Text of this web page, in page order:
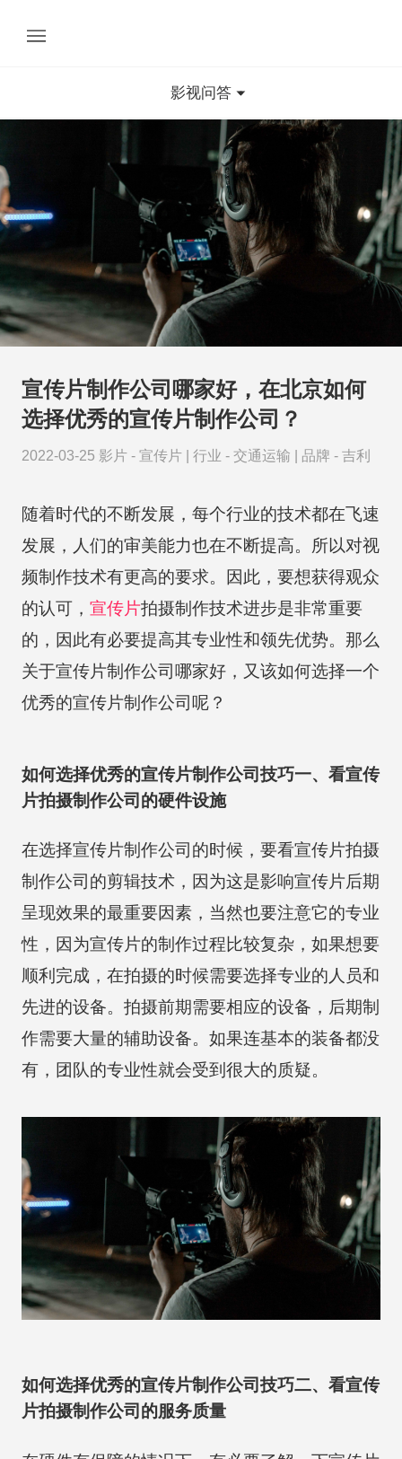
影视问答
宣传片制作公司哪家好，在北京如何
选择优秀的宣传片制作公司？
2022-03-25 影片 - 宣传片 行业 - 交通运输 品牌 - 吉利
随着时代的不断发展，每个行业的技术都在飞速
发展，人们的审美能力也在不断提高。所以对视
频制作技术有更高的要求。因此，要想获得观众
的认可， 宣传片拍摄制作技术进步是非常重要
的，因此有必要提高其专业性和领先优势。那么
关于宣传片制作公司哪家好，又该如何选择一个
优秀的宣传片制作公司呢？
如何选择优秀的宣传片制作公司技巧一、看宣传
片拍摄制作公司的硬件设施
在选择宣传片制作公司的时候，要看宣传片拍摄
制作公司的剪辑技术，因为这是影响宣传片后期
呈现效果的最重要因素，当然也要注意它的专业
性，因为宣传片的制作过程比较复杂，如果想要
顺利完成，在拍摄的时候需要选择专业的人员和
先进的设备。拍摄前期需要相应的设备，后期制
作需要大量的辅助设备。如果连基本的装备都没
有，团队的专业性就会受到很大的质疑。
如何选择优秀的宣传片制作公司技巧二、看宣传
片拍摄制作公司的服务质量